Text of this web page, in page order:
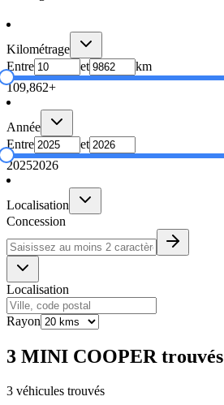
Kilométrage
Entre
et
km
109,862+
Année
Entre
et
20252026
Localisation
Concession
Localisation
Rayon
3 MINI COOPER trouvés
3 véhicules trouvés